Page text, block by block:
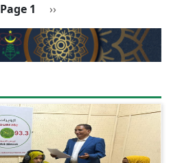
Page 1 Page suivante
››